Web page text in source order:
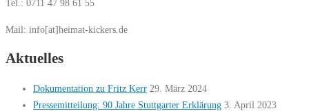
Tel.: 0711 47 98 61 55
Mail: info[at]heimat-kickers.de
Aktuelles
Dokumentation zu Fritz Kerr 29. März 2024
Pressemitteilung: 90 Jahre Stuttgarter Erklärung 3. April 2023